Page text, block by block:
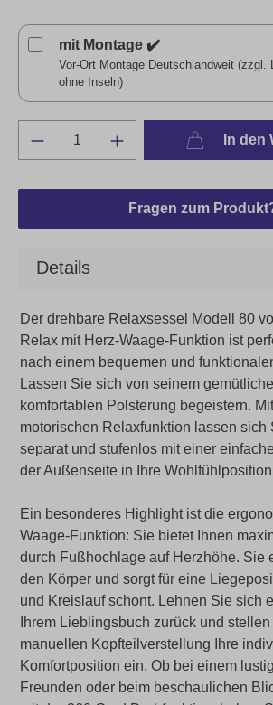
mit Montage ✔️
Vor-Ort Montage Deutschlandweit (zzgl.
ohne Inseln)
In den
Fragen zum
Details
Der drehbare Relaxsessel Modell 80
Relax mit Herz-Waage-Funktion ist
nach einem bequemen und
Lassen Sie sich von seinem
komfortablen Polsterung begeistern.
motorischen Relaxfunktion lassen sich
separat und stufenlos mit einer
der Außenseite in Ihre
Ein besonderes Highlight ist die
Waage-Funktion: Sie bietet Ihnen
durch Fußhochlage auf Herzhöhe. Sie
den Körper und sorgt für eine
und Kreislauf schont. Lehnen Sie sich
Ihrem Lieblingsbuch zurück und
manuellen Kopfteilverstellung Ihre
Komfortposition ein. Ob bei einem
Freunden oder beim beschaulichen